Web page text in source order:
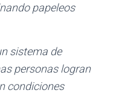
papeleos
sistema de
personas logran
condiciones